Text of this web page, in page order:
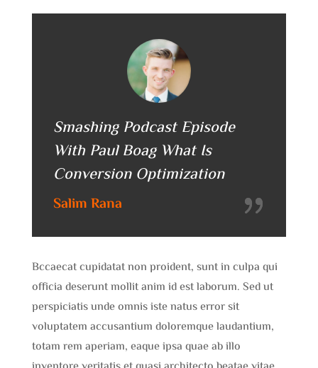
Smashing Podcast Episode
With Paul Boag What Is
Conversion Optimization
Salim Rana
Bccaecat cupidatat non proident, sunt in culpa qui
officia deserunt mollit anim id est laborum. Sed ut
perspiciatis unde omnis iste natus error sit
voluptatem accusantium doloremque laudantium,
totam rem aperiam, eaque ipsa quae ab illo